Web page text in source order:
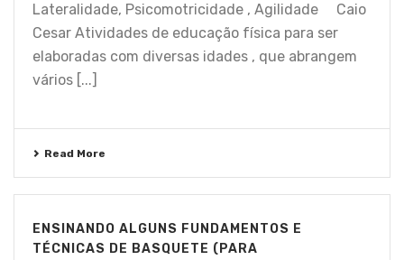
Lateralidade, Psicomotricidade , Agilidade Caio
Cesar Atividades de educação física para ser
elaboradas com diversas idades , que abrangem
vários [...]
Read More
ENSINANDO ALGUNS FUNDAMENTOS E
TÉCNICAS DE BASQUETE (PARA